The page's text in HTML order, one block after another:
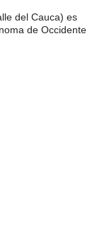
del Cauca) es
de Occidente